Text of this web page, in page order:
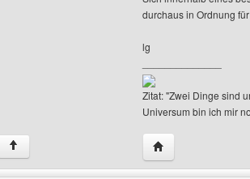
durchaus in Ordnung
lg
Zitat: "Zwei Dinge sind
Universum bin ich mir
↑ Website dieses